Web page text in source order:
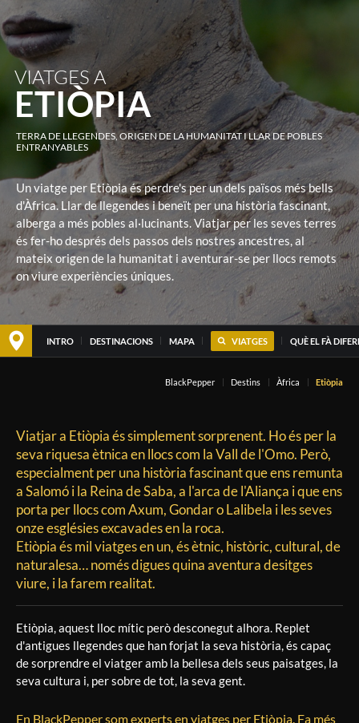
VIATGES A
ETIÒPIA
TERRA DE LLEGENDES, ORIGEN DE LA HUMANITAT I LLAR DE POBLES
ENTRANYABLES
Un viatge per Etiòpia és perdre's per un dels països més bells
d'Àfrica. Llar de llegendes i beneït per una història fascinant,
alberga a més pobles al·lucinants. Viatjar per les seves terres
és fer-ho després dels passos dels nostres ancestres, al
mateix origen de la humanitat i aventurar-se per llocs remots
on viure experiències úniques.
INTRO DESTINACIONS MAPA VIATGES QUÈ EL FÀ
BlackPepper Destins Àfrica Etiòpia
Viatjar a Etiòpia és simplement sorprenent. Ho és per la
seva riquesa ètnica en llocs com la Vall de l'Omo. Però,
especialment per una història fascinant que ens remunta
a Salomó i la Reina de Saba, a l'arca de l'Aliança i que ens
porta per llocs com Axum, Gondar o Lalibela i les seves
onze esglésies excavades en la roca.
Etiòpia és mil viatges en un, és ètnic, històric, cultural, de
naturalesa… només digues quina aventura desitges
viure, i la farem realitat.
Etiòpia, aquest lloc mític però desconegut alhora. Replet
d'antigues llegendes que han forjat la seva història, és capaç
de sorprendre el viatger amb la bellesa dels seus paisatges, la
seva cultura i, per sobre de tot, la seva gent.
En BlackPepper som experts en viatges per Etiòpia. Fa més